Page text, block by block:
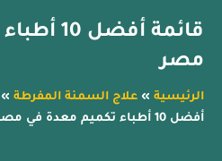
قائمة
مصر
الرئيسية » علاج السمنة المفرطة »
أفضل 10 أطباء تكميم معدة في مصر